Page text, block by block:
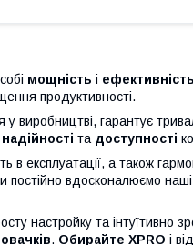
мощність і ефективність
продуктивності.
виробництві, гарантує
надійності та доступності
в експлуатації, а також
вдосконалюємо наші
настройку та інтуїтивно
. Обирайте XPRO і